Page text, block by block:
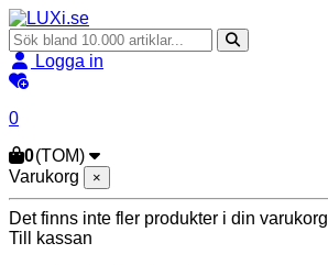
Logga in
0
0(TOM)
Varukorg
×
Det finns inte fler produkter i din varukorg
Till kassan